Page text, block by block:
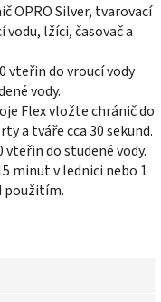
OPRO Silver, tvarovací
lžíci, časovač a
vteřin do vroucí vody
vody.
Flex vložte chránič do
a tváře cca 30 sekund.
do studené vody.
minut v lednici nebo 1
použitím.